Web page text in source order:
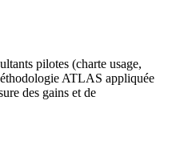
pilotes (charte usage,
ATLAS appliquée
des gains et de